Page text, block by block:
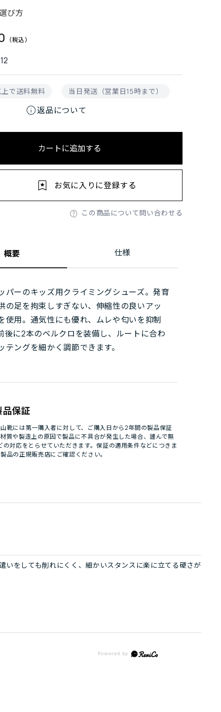
び方
で送料無料 当日発送（営業日15時まで）
info返品について
カートに追加する
この商品について問い合わせる
お気に入りに登録する
概要 仕様
パーのキッズ用クライミングシューズ。発育
の足を拘束しすぎない、伸縮性の良いアッ
使用。通気性にも優れ、ムレや匂いを抑制
後に2本のベルクロを装備し、ルートに合わ
テングを細かく調節できます。
保証
靴には第一購入者に対して、ご購入日から2年間の製品保証
質や製造上の原因で製品に不具合が発生した場合、謹んで無
対応をとらせていただきます。保証の適用条件などにつきま
品の正規販売店にご確認ください。
をしても削れにくく、細かいスタンスに楽に立てる硬さが